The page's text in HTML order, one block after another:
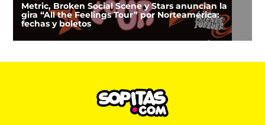
Metric, Broken Social Scene y Stars anuncian la
gira “All the Feelings Tour” por Norteamérica:
fechas y boletos